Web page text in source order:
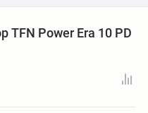
TFN Power Era 10 PD